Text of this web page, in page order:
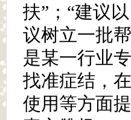
扶”；“建议
议树立一批
是某一行业
找准症结，
使用等方面